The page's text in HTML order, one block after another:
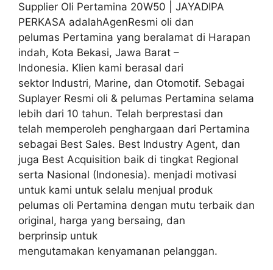
Supplier Oli Pertamina 20W50 | JAYADIPA
PERKASA adalahAgenResmi oli dan
pelumas Pertamina yang beralamat di Harapan
indah, Kota Bekasi, Jawa Barat –
Indonesia. Klien kami berasal dari
sektor Industri, Marine, dan Otomotif. Sebagai
Suplayer Resmi oli & pelumas Pertamina selama
lebih dari 10 tahun. Telah berprestasi dan
telah memperoleh penghargaan dari Pertamina
sebagai Best Sales. Best Industry Agent, dan
juga Best Acquisition baik di tingkat Regional
serta Nasional (Indonesia). menjadi motivasi
untuk kami untuk selalu menjual produk
pelumas oli Pertamina dengan mutu terbaik dan
original, harga yang bersaing, dan
berprinsip untuk
mengutamakan kenyamanan pelanggan.